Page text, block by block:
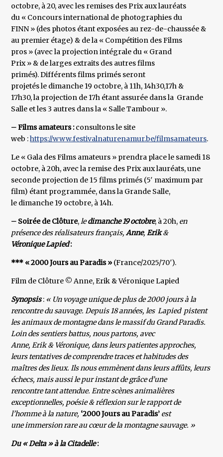
octobre, à 20, avec les remises des Prix aux lauréats
du « Concours international de photographies du
FINN » (des photos étant exposées au rez-de-chaussée &
au premier étage) & de la « Compétition des Films
pros » (avec la projection intégrale du « Grand
Prix » & de larges extraits des autres films
primés). Différents films primés seront
projetés le dimanche 19 octobre, à 11h, 14h30,17h &
17h30, la projection de 17h étant assurée dans la Grande
Salle et les 3 autres dans la « Salle Tambour ».
– Films amateurs :consultons le site
web :https://www.festivalnaturenamur.be/filmsamateurs.
Le « Gala des Films amateurs » prendra place le samedi 18
octobre, à 20h, avec la remise des Prix aux lauréats, une
seconde projection de 15 films primés (5′ maximum par
film) étant programmée, dans la Grande Salle,
le dimanche 19 octobre, à 14h.
– Soirée de Clôture,ledimanche 19 octobre, à 20h, en
présence des réalisateurs français, Anne,Erik&
Véronique Lapied:
*** « 2000 Jours au Paradis » (France/2025/70′).
Film de Clôture © Anne, Erik & Véronique Lapied
Synopsis: « Un voyage unique de plus de 2000 jours à la
rencontre du sauvage. Depuis 18 années, les Lapied pistent
les animaux de montagne dans le massif du Grand Paradis.
Loin des sentiers battus, nous partons, avec
Anne, Erik & Véronique, dans leurs patientes approches,
leurs tentatives de comprendre traces et habitudes des
maîtres des lieux. Ils nous emmènent dans leurs affûts, leurs
échecs, mais aussi le pur instant de grâce d’une
rencontre tant attendue. Entre scènes animalières
exceptionnelles, poésie & réflexion sur le rapport de
l’homme à la nature, ‘2000 Jours au Paradis’ est
une immersion rare au cœur de la montagne sauvage. »
Du « Delta » à la Citadelle: